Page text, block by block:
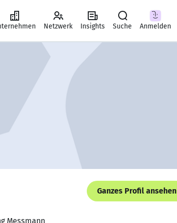
Netzwerk Insights Suche Anmelden
Ganzes Profil ansehen
Messmann